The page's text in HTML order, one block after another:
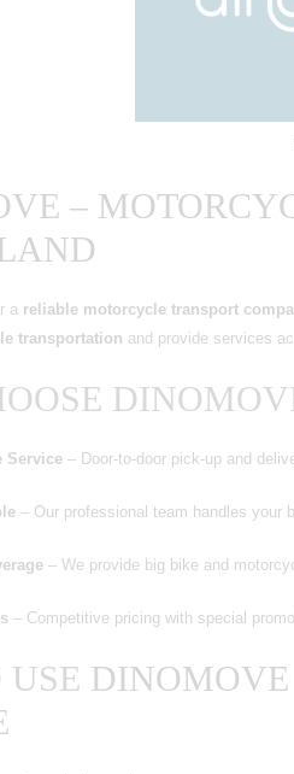
–
a reliable motorcycle transport
transportation and provide services
Service – Door-to-door pick-up and
– Our professional team handles your
– We provide big bike and
– Competitive pricing with special
USE DINOMOVE